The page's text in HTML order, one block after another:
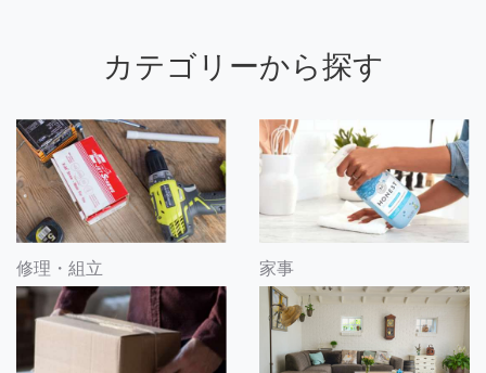
カテゴリーから探す
修理・組立 家事